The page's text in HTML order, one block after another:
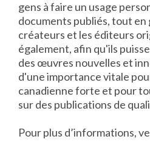
gens à faire un usage
documents publiés, tout en
créateurs et les éditeurs
également, afin qu'ils
des œuvres nouvelles et
d'une importance vitale
canadienne forte et pour
sur des publications de
Pour plus d’informations,